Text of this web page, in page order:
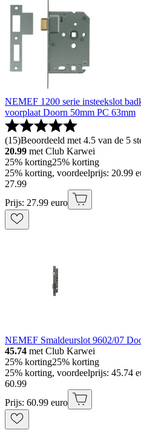
NEMEF 1200 serie insteekslot
voorplaat Doorn 50mm PC 63mm
(15)Beoordeeld met 4.5 van de 5
20.99 met Club Karwei
25% korting25% korting
25% korting, voordeelprijs: 20.99
27.99
Prijs: 27.99 euro
NEMEF Smaldeurslot 9602/07
45.74 met Club Karwei
25% korting25% korting
25% korting, voordeelprijs: 45.74
60.99
Prijs: 60.99 euro